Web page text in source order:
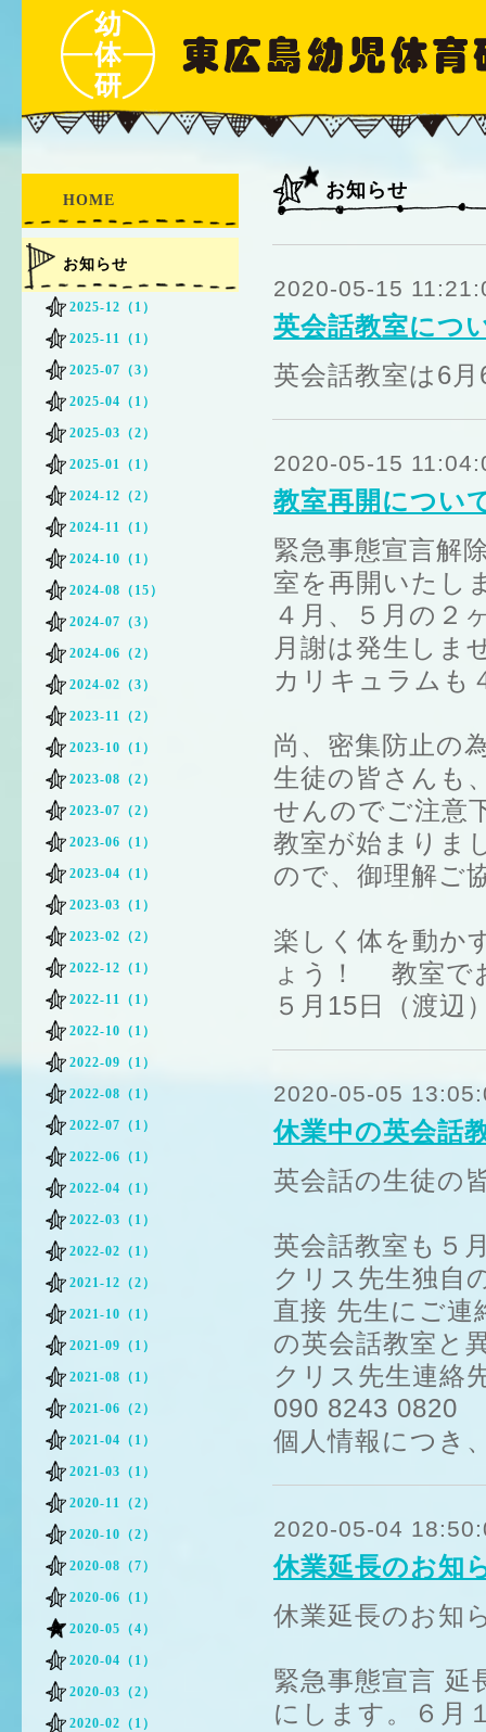
お知らせ
2020-05-15
英会話教室につ
英会話教室は6
2020-05-15
教室再開につい
緊急事態宣言解
室を再開いたし
４月、５月の２
月謝は発生しま
カリキュラムも
尚、密集防止の
生徒の皆さんも
せんのでご注意
教室が始まりま
ので、御理解ご
楽しく体を動か
ょう！ 教室で
５月15日（渡辺
2020-05-05
休業中の英会話
英会話の生徒の
英会話教室も５
クリス先生独自
直接 先生にご連
の英会話教室と
クリス先生連絡
090 8243 0820
個人情報につき
2020-05-04
休業延長のお知
休業延長のお知
緊急事態宣言 延
にします。６月
HOME
お知らせ
2025-12（1）
2025-11（1）
2025-07（3）
2025-04（1）
2025-03（2）
2025-01（1）
2024-12（2）
2024-11（1）
2024-10（1）
2024-08（15）
2024-07（3）
2024-06（2）
2024-02（3）
2023-11（2）
2023-10（1）
2023-08（2）
2023-07（2）
2023-06（1）
2023-04（1）
2023-03（1）
2023-02（2）
2022-12（1）
2022-11（1）
2022-10（1）
2022-09（1）
2022-08（1）
2022-07（1）
2022-06（1）
2022-04（1）
2022-03（1）
2022-02（1）
2021-12（2）
2021-10（1）
2021-09（1）
2021-08（1）
2021-06（2）
2021-04（1）
2021-03（1）
2020-11（2）
2020-10（2）
2020-08（7）
2020-06（1）
2020-05（4）
2020-04（1）
2020-03（2）
2020-02（1）